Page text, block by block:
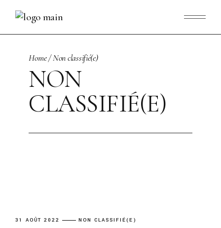
content
Home Non classifié(e)
NON
CLASSIFIÉ(E)
31 AOÛT 2022 NON CLASSIFIÉ(E)